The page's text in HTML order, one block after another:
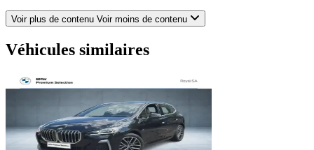
Android Auto)
Roue secours dimension réduite
Services ConnectedDrive (Apps véhicule 3 ans)
Equipements spécifiques UE
Inserts décoratifs "Illuminated Boston"
Services Apres-Vente connectes et ConnectedDrive
Fixation i-Size ou Isofix à l'avant avec désactivation de
l'airbag passager
Sièges avant Sport
Kit éclairage
Voir plus de contenu Voir moins de contenu
Véhicules similaires